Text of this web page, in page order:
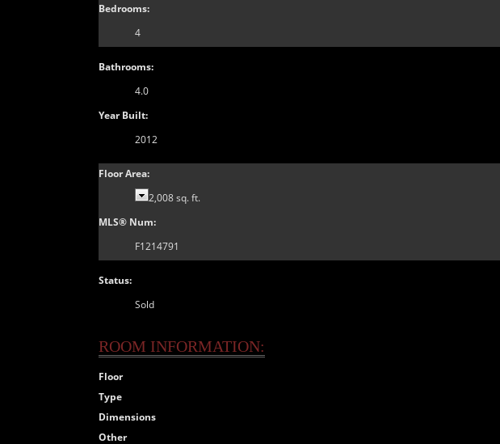
Bedrooms:
4
Bathrooms:
4.0
Year Built:
2012
Floor Area:
2,008 sq. ft.
MLS® Num:
F1214791
Status:
Sold
ROOM INFORMATION:
Floor
Type
Dimensions
Other